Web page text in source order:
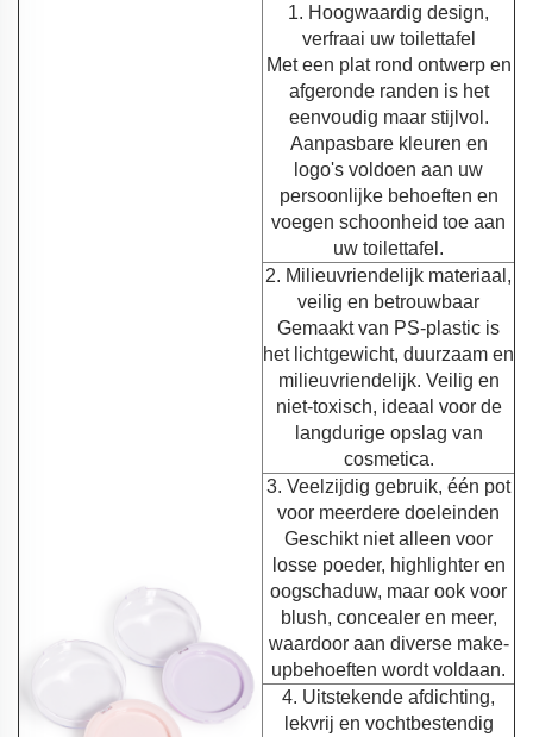
1. Hoogwaardig design,
verfraai uw toilettafel
Met een plat rond ontwerp en
afgeronde randen is het
eenvoudig maar stijlvol.
Aanpasbare kleuren en
logo's voldoen aan uw
persoonlijke behoeften en
voegen schoonheid toe aan
uw toilettafel.
2. Milieuvriendelijk materiaal,
veilig en betrouwbaar
Gemaakt van PS-plastic is
het lichtgewicht, duurzaam en
milieuvriendelijk. Veilig en
niet-toxisch, ideaal voor de
langdurige opslag van
cosmetica.
3. Veelzijdig gebruik, één pot
voor meerdere doeleinden
Geschikt niet alleen voor
losse poeder, highlighter en
oogschaduw, maar ook voor
blush, concealer en meer,
waardoor aan diverse make-
upbehoeften wordt voldaan.
4. Uitstekende afdichting,
lekvrij en vochtbestendig